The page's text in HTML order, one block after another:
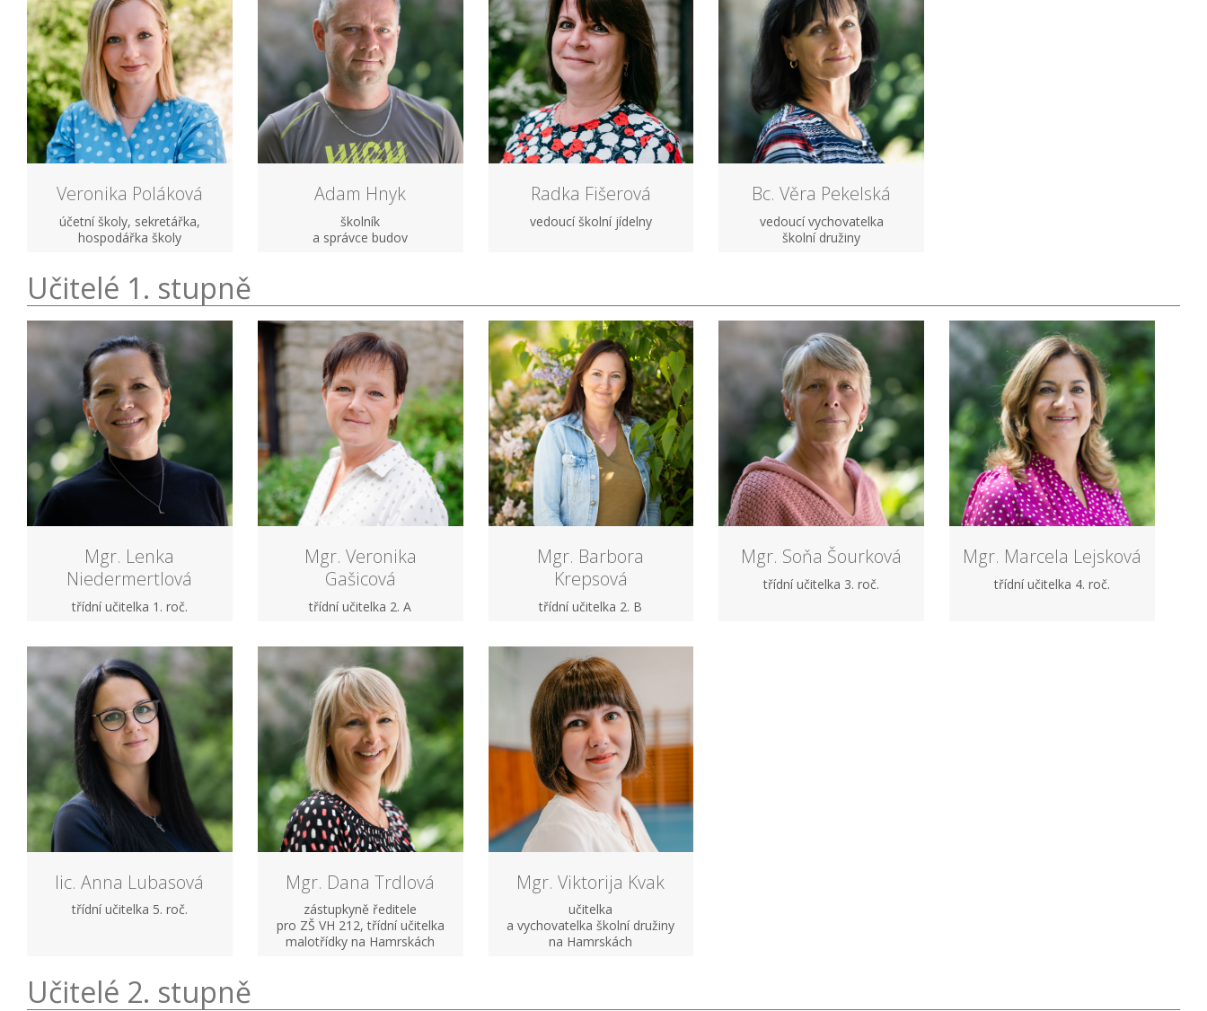
Veronika Poláková
účetní školy, sekretářka,
hospodářka školy
Adam Hnyk
školník
a správce budov
Radka Fišerová
vedoucí školní jídelny
Bc. Věra Pekelská
vedoucí vychovatelka
školní družiny
Učitelé 1. stupně
Mgr. Lenka
Niedermertlová
třídní učitelka 1. roč.
Mgr. Veronika
Gašicová
třídní učitelka 2. A
Mgr. Barbora
Krepsová
třídní učitelka 2. B
Mgr. Soňa Šourková
třídní učitelka 3. roč.
Mgr. Marcela Lejsková
třídní učitelka 4. roč.
lic. Anna Lubasová
třídní učitelka 5. roč.
Mgr. Dana Trdlová
zástupkyně ředitele
pro ZŠ VH 212, třídní učitelka
malotřídky na Hamrskách
Mgr. Viktorija Kvak
učitelka
a vychovatelka školní družiny
na Hamrskách
Učitelé 2. stupně